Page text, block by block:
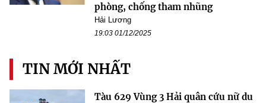
phòng, chống tham nhũng
Hải Lương
19:03 01/12/2025
TIN MỚI NHẤT
Tàu 629 Vùng 3 Hải quân cứu nữ du